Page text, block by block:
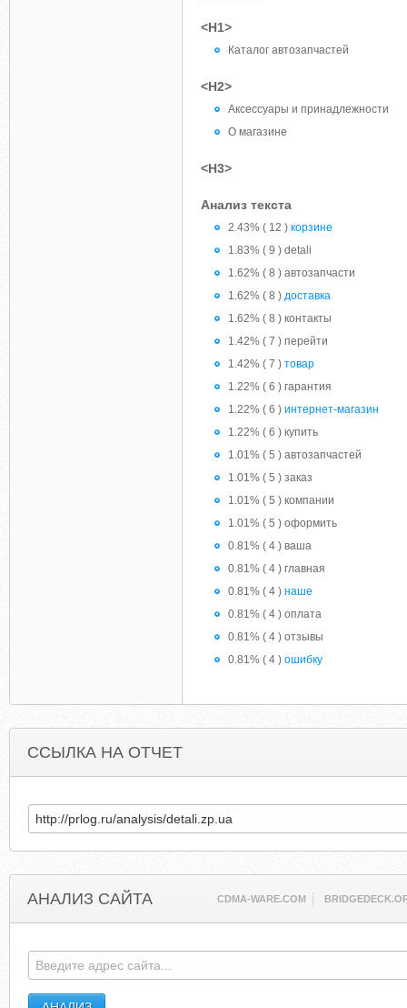
<H1>
Каталог автозапчастей
<H2>
Аксессуары и принадлежности
О магазине
<H3>
Анализ текста
2.43% ( 12 ) корзине
1.83% ( 9 ) detali
1.62% ( 8 ) автозапчасти
1.62% ( 8 ) доставка
1.62% ( 8 ) контакты
1.42% ( 7 ) перейти
1.42% ( 7 ) товар
1.22% ( 6 ) гарантия
1.22% ( 6 ) интернет-магазин
1.22% ( 6 ) купить
1.01% ( 5 ) автозапчастей
1.01% ( 5 ) заказ
1.01% ( 5 ) компании
1.01% ( 5 ) оформить
0.81% ( 4 ) ваша
0.81% ( 4 ) главная
0.81% ( 4 ) наше
0.81% ( 4 ) оплата
0.81% ( 4 ) отзывы
0.81% ( 4 ) ошибку
ССЫЛКА НА ОТЧЕТ
АНАЛИЗ САЙТА CDMA-WARE.COM